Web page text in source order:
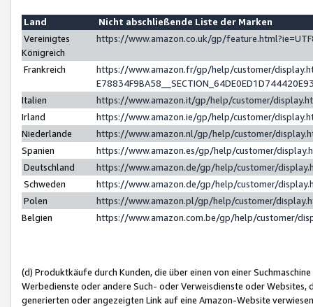
Land
Nicht abschließende Liste der Marken
Vereinigtes
Königreich
https://www.amazon.co.uk/gp/
Frankreich
https://www.amazon.fr/gp/help/customer/
Italien
https://www.amazon.it/gp/help/customer/
Irland
https://www.amazon.ie/gp/help/customer/
Niederlande
https://www.amazon.nl/gp/help/customer/
Spanien
https://www.amazon.es/gp/help/customer/
Deutschland
https://www.amazon.de/gp/help/customer/
Schweden
https://www.amazon.de/gp/help/customer/
Polen
https://www.amazon.pl/gp/help/customer/
Belgien
https://www.amazon.com.be/gp/help/customer/
(d) Produktkäufe durch Kunden, die über einen von einer
Werbedienste oder andere Such- oder Verweisdienste oder Websites,
generierten oder angezeigten Link auf eine Amazon-Website